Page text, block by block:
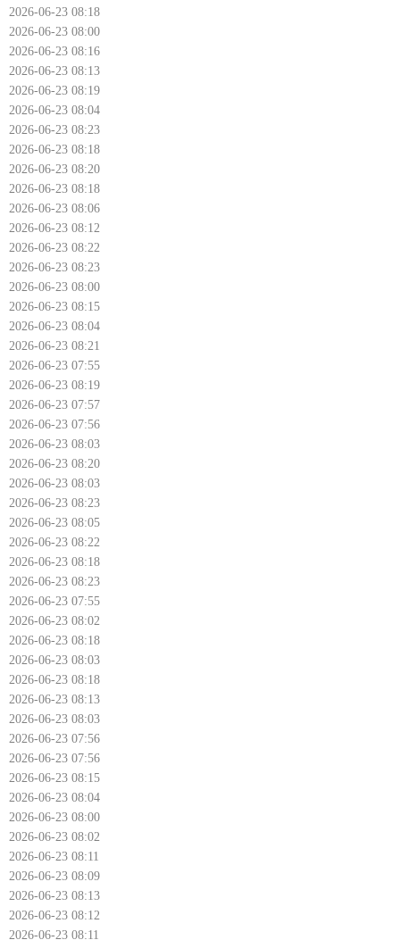
2026-06-23 08:18
2026-06-23 08:00
2026-06-23 08:16
2026-06-23 08:13
2026-06-23 08:19
2026-06-23 08:04
2026-06-23 08:23
2026-06-23 08:18
2026-06-23 08:20
2026-06-23 08:18
2026-06-23 08:06
2026-06-23 08:12
2026-06-23 08:22
2026-06-23 08:23
2026-06-23 08:00
2026-06-23 08:15
2026-06-23 08:04
2026-06-23 08:21
2026-06-23 07:55
2026-06-23 08:19
2026-06-23 07:57
2026-06-23 07:56
2026-06-23 08:03
2026-06-23 08:20
2026-06-23 08:03
2026-06-23 08:23
2026-06-23 08:05
2026-06-23 08:22
2026-06-23 08:18
2026-06-23 08:23
2026-06-23 07:55
2026-06-23 08:02
2026-06-23 08:18
2026-06-23 08:03
2026-06-23 08:18
2026-06-23 08:13
2026-06-23 08:03
2026-06-23 07:56
2026-06-23 07:56
2026-06-23 08:15
2026-06-23 08:04
2026-06-23 08:00
2026-06-23 08:02
2026-06-23 08:11
2026-06-23 08:09
2026-06-23 08:13
2026-06-23 08:12
2026-06-23 08:11